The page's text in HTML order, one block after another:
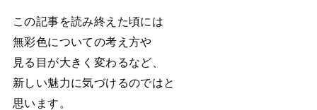
この記事を読み終えた頃には
無彩色についての考え方や
見る目が大きく変わるなど、
新しい魅力に気づけるのではと
思います。